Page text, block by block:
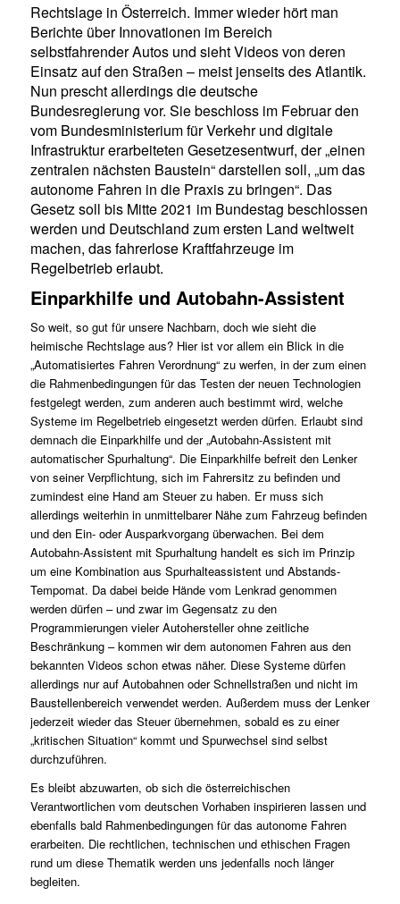
Rechtslage in Österreich. Immer wieder hört man
Berichte über Innovationen im Bereich
selbstfahrender Autos und sieht Videos von deren
Einsatz auf den Straßen – meist jenseits des Atlantik.
Nun prescht allerdings die deutsche
Bundesregierung vor. Sie beschloss im Februar den
vom Bundesministerium für Verkehr und digitale
Infrastruktur erarbeiteten Gesetzesentwurf, der „einen
zentralen nächsten Baustein“ darstellen soll, „um das
autonome Fahren in die Praxis zu bringen“. Das
Gesetz soll bis Mitte 2021 im Bundestag beschlossen
werden und Deutschland zum ersten Land weltweit
machen, das fahrerlose Kraftfahrzeuge im
Regelbetrieb erlaubt.
Einparkhilfe und Autobahn-Assistent
So weit, so gut für unsere Nachbarn, doch wie sieht die
heimische Rechtslage aus? Hier ist vor allem ein Blick in die
„Automatisiertes Fahren Verordnung“ zu werfen, in der zum einen
die Rahmenbedingungen für das Testen der neuen Technologien
festgelegt werden, zum anderen auch bestimmt wird, welche
Systeme im Regelbetrieb eingesetzt werden dürfen. Erlaubt sind
demnach die Einparkhilfe und der „Autobahn-Assistent mit
automatischer Spurhaltung“. Die Einparkhilfe befreit den Lenker
von seiner Verpflichtung, sich im Fahrersitz zu befinden und
zumindest eine Hand am Steuer zu haben. Er muss sich
allerdings weiterhin in unmittelbarer Nähe zum Fahrzeug befinden
und den Ein- oder Ausparkvorgang überwachen. Bei dem
Autobahn-Assistent mit Spurhaltung handelt es sich im Prinzip
um eine Kombination aus Spurhalteassistent und Abstands-
Tempomat. Da dabei beide Hände vom Lenkrad genommen
werden dürfen – und zwar im Gegensatz zu den
Programmierungen vieler Autohersteller ohne zeitliche
Beschränkung – kommen wir dem autonomen Fahren aus den
bekannten Videos schon etwas näher. Diese Systeme dürfen
allerdings nur auf Autobahnen oder Schnellstraßen und nicht im
Baustellenbereich verwendet werden. Außerdem muss der Lenker
jederzeit wieder das Steuer übernehmen, sobald es zu einer
„kritischen Situation“ kommt und Spurwechsel sind selbst
durchzuführen.
Es bleibt abzuwarten, ob sich die österreichischen
Verantwortlichen vom deutschen Vorhaben inspirieren lassen und
ebenfalls bald Rahmenbedingungen für das autonome Fahren
erarbeiten. Die rechtlichen, technischen und ethischen Fragen
rund um diese Thematik werden uns jedenfalls noch länger
begleiten.